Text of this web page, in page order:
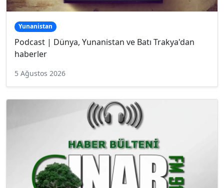
Yunanistan
Podcast | Dünya, Yunanistan ve Batı Trakya'dan
haberler
5 Ağustos 2026